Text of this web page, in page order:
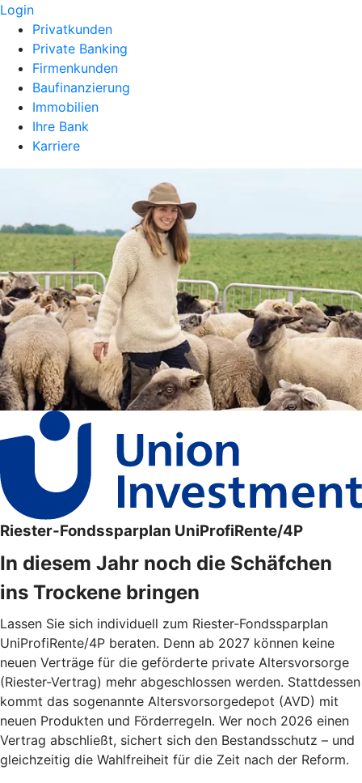
Login
Privatkunden
Private Banking
Firmenkunden
Baufinanzierung
Immobilien
Ihre Bank
Karriere
Riester-Fondssparplan UniProfiRente/4P
In diesem Jahr noch die Schäfchen
ins Trockene bringen
Lassen Sie sich individuell zum Riester-Fondssparplan
UniProfiRente/4P beraten. Denn ab 2027 können keine
neuen Verträge für die geförderte private Altersvorsorge
(Riester-Vertrag) mehr abgeschlossen werden. Stattdessen
kommt das sogenannte Altersvorsorgedepot (AVD) mit
neuen Produkten und Förderregeln. Wer noch 2026 einen
Vertrag abschließt, sichert sich den Bestandsschutz – und
gleichzeitig die Wahlfreiheit für die Zeit nach der Reform.